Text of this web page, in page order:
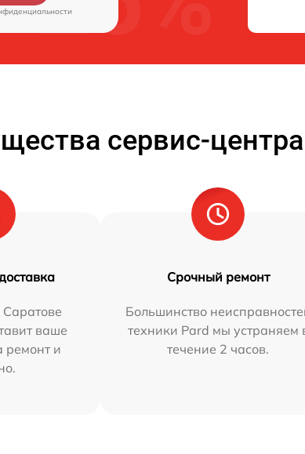
сервис-центра
ваше
ремонт и
Срочный ремонт
Большинство
техники Pard мы устраняем
течение 2 часов.